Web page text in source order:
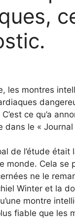
les montres
ce qu’a
dans le «
de l’étude
monde. Cela se
ne le
Winter et la
montre
fiable que les